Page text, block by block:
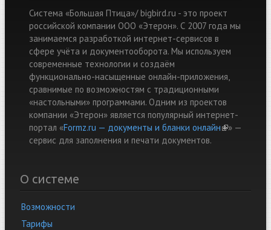
Система «Большая Птица»/ bigbird.ru - это проект
российской компании ООО «Этерон». С 2007 года мы
занимаемся разработкой интернет-сервисов в
сфере учёта и документооборота. Мы используем
современные технологии и создаём
функционально-насыщенные онлайн-приложения,
сравнимые по возможностям с традиционными
«настольными» программами. Одним из проектов
компании «Этерон» является популярный интернет-
портал «Formz.ru — документы и бланки онлайн(link is
» —
cервис для заполнения и печати документов.
О системе
Возможности
Тарифы